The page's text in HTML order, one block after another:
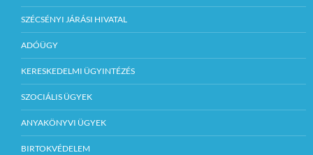
SZÉCSÉNYI JÁRÁSI HIVATAL
ADÓÜGY
KERESKEDELMI ÜGYINTÉZÉS
SZOCIÁLIS ÜGYEK
ANYAKÖNYVI ÜGYEK
BIRTOKVÉDELEM